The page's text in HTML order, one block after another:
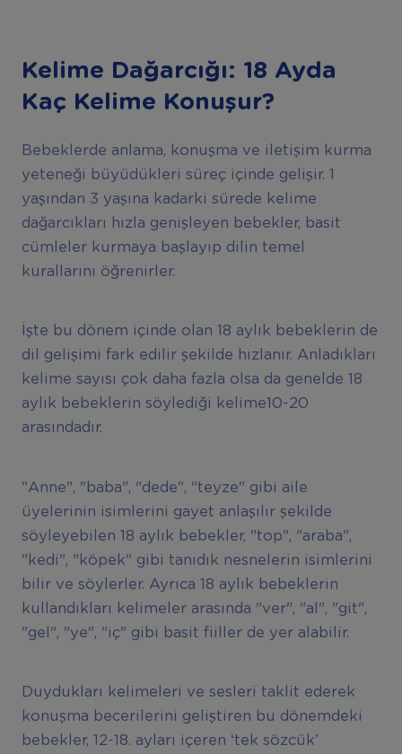
Kelime Dağarcığı: 18 Ayda
Kaç Kelime Konuşur?
Bebeklerde anlama, konuşma ve iletişim kurma
yeteneği büyüdükleri süreç içinde gelişir. 1
yaşından 3 yaşına kadarki sürede kelime
dağarcıkları hızla genişleyen bebekler, basit
cümleler kurmaya başlayıp dilin temel
kurallarını öğrenirler.
İşte bu dönem içinde olan 18 aylık bebeklerin de
dil gelişimi fark edilir şekilde hızlanır. Anladıkları
kelime sayısı çok daha fazla olsa da genelde 18
aylık bebeklerin söylediği kelime10-20
arasındadır.
"Anne", "baba", "dede", "teyze" gibi aile
üyelerinin isimlerini gayet anlaşılır şekilde
söyleyebilen 18 aylık bebekler, "top", "araba",
"kedi", "köpek" gibi tanıdık nesnelerin isimlerini
bilir ve söylerler. Ayrıca 18 aylık bebeklerin
kullandıkları kelimeler arasında "ver", "al", "git",
"gel", "ye", "iç" gibi basit fiiller de yer alabilir.
Duydukları kelimeleri ve sesleri taklit ederek
konuşma becerilerini geliştiren bu dönemdeki
bebekler, 12-18. ayları içeren ‘tek sözcük’